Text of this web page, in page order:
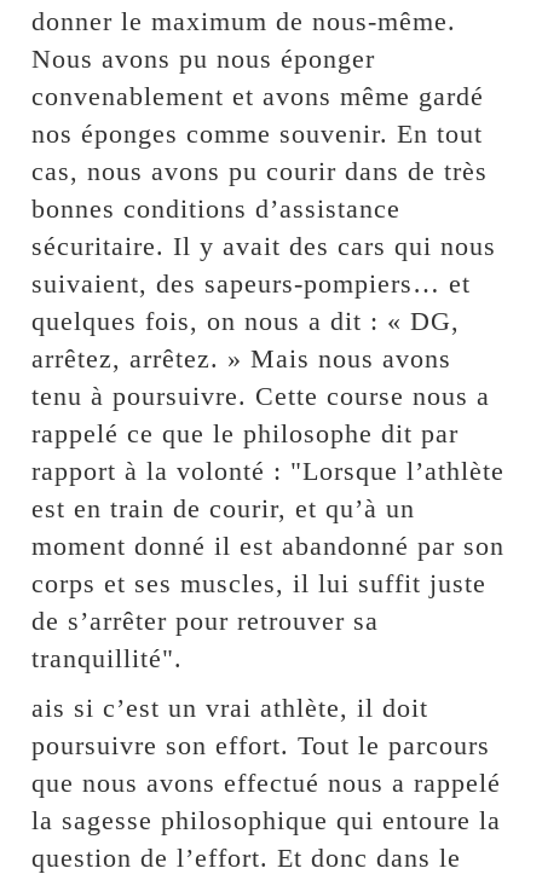
donner le maximum de nous-même.
Nous avons pu nous éponger
convenablement et avons même gardé
nos éponges comme souvenir. En tout
cas, nous avons pu courir dans de très
bonnes conditions d’assistance
sécuritaire. Il y avait des cars qui nous
suivaient, des sapeurs-pompiers… et
quelques fois, on nous a dit : « DG,
arrêtez, arrêtez. » Mais nous avons
tenu à poursuivre. Cette course nous a
rappelé ce que le philosophe dit par
rapport à la volonté : "Lorsque l’athlète
est en train de courir, et qu’à un
moment donné il est abandonné par son
corps et ses muscles, il lui suffit juste
de s’arrêter pour retrouver sa
tranquillité".
ais si c’est un vrai athlète, il doit
poursuivre son effort. Tout le parcours
que nous avons effectué nous a rappelé
la sagesse philosophique qui entoure la
question de l’effort. Et donc dans le